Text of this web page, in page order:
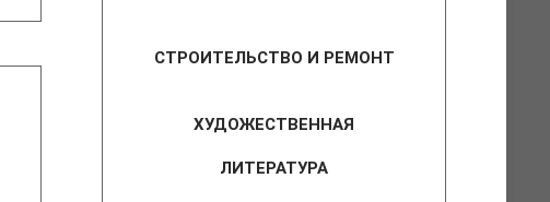
СТРОИТЕЛЬСТВО И РЕМОНТ
ХУДОЖЕСТВЕННАЯ
ЛИТЕРАТУРА